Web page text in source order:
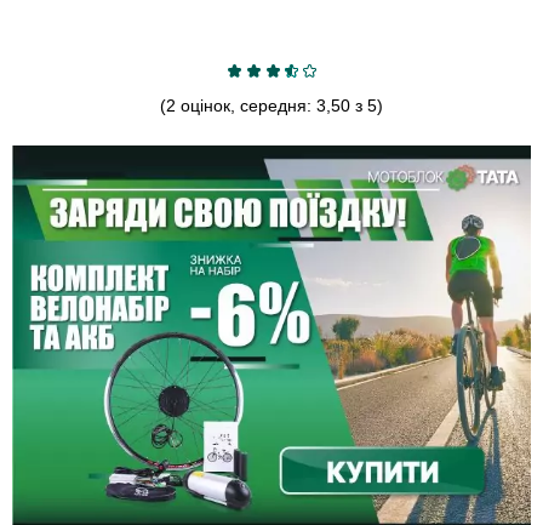
(2 оцінок, середня: 3,50 з 5)